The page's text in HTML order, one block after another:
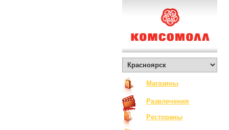
Магазины
Развлечения
Рестораны